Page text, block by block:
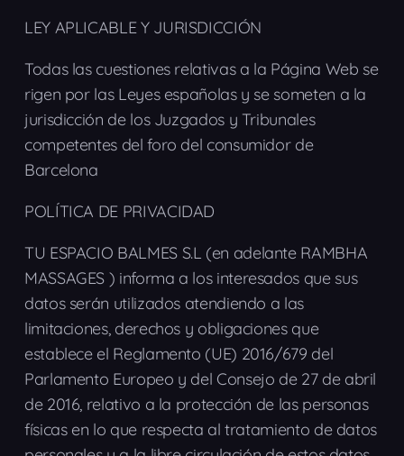
LEY APLICABLE Y JURISDICCIÓN
Todas las cuestiones relativas a la Página Web se
rigen por las Leyes españolas y se someten a la
jurisdicción de los Juzgados y Tribunales
competentes del foro del consumidor de
Barcelona
POLÍTICA DE PRIVACIDAD
TU ESPACIO BALMES S.L (en adelante RAMBHA
MASSAGES ) informa a los interesados que sus
datos serán utilizados atendiendo a las
limitaciones, derechos y obligaciones que
establece el Reglamento (UE) 2016/679 del
Parlamento Europeo y del Consejo de 27 de abril
de 2016, relativo a la protección de las personas
físicas en lo que respecta al tratamiento de datos